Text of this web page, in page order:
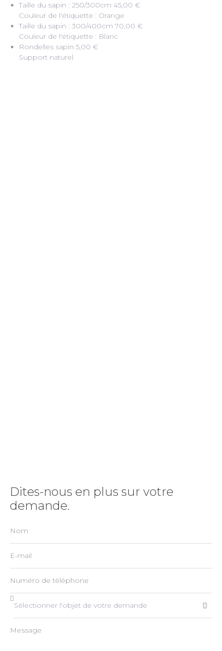
Taille du sapin : 250/300cm 45,00 €
Couleur de l'étiquette : Orange
Taille du sapin : 300/400cm 70,00 €
Couleur de l'étiquette : Blanc
Rondelles sapin 5,00 €
Support naturel
Dites-nous en plus sur votre
demande.